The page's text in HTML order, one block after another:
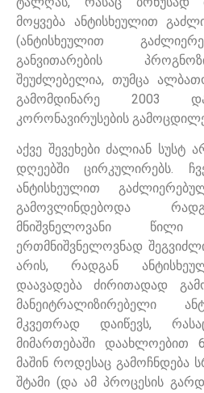
მოყვება ანტისხეულით
(ანტისხეულით
განვითარების
შეუძლებელია, თუმცა
გამომდინარე 2003
კორონავირუსების
აქვე შევეხები ძალიან სუსტ
დღეებში ცირკულირებს.
ანტისხეულით
გამოვლინდებოდა
მნიშვნელოვანი
ერთმნიშვნელოვნად
არის, რადგან
დაავადება ძირითადად
მანეიტრალიზირებელი
მკვეთრად დაიწევს,
მიმართებაში დაახლოებით
მაშინ როდესაც გამოჩნდება
შტამი (და ამ პროცესის